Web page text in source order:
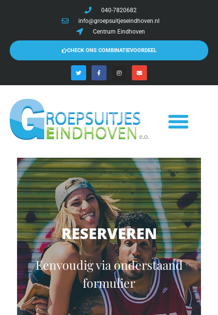
040-7820682
info@groepsuitjeseindhoven.nl
Centrum Eindhoven
CHECK ONS COMBINATIEVOORDEEL
RESERVEREN
Eenvoudig via onderstaand
formulier